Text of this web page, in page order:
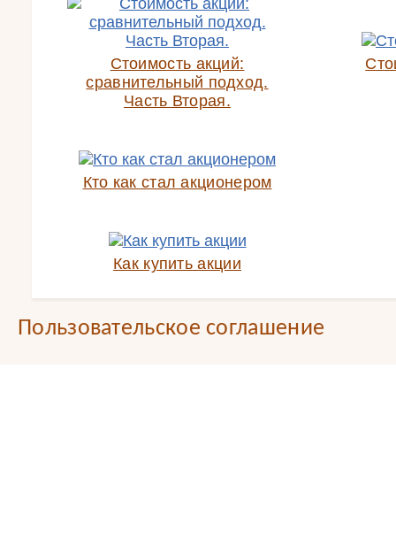
Стоимость акций:
сравнительный подход.
Часть Вторая.
Кто как стал акционером
Как купить акции
Пользовательское соглашение